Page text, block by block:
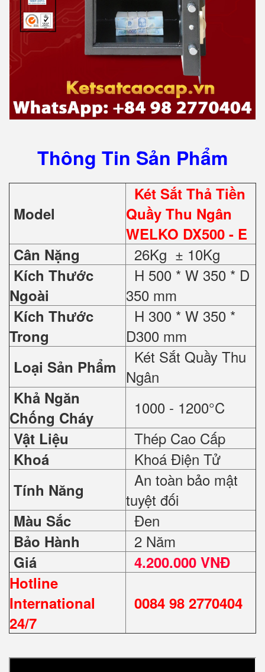
Thông Tin Sản Phẩm
Model
Két Sắt Thả Tiền
Quầy Thu Ngân
WELKO DX500 - E
Cân Nặng
26Kg ± 10Kg
Kích Thước
Ngoài
H 500 * W 350 * D
350 mm
Kích Thước
Trong
H 300 * W 350 *
D300 mm
Loại Sản Phẩm
Két Sắt Quầy Thu
Ngân
Khả Ngăn
Chống Cháy
1000 - 1200°C
Vật Liệu Thép Cao Cấp
Khoá Khoá Điện Tử
Tính Năng
An toàn bảo mật
tuyệt đối
Màu Sắc Đen
Bảo Hành 2 Năm
Giá
4.200.000 VNĐ
Hotline
International
24/7
0084 98 2770404